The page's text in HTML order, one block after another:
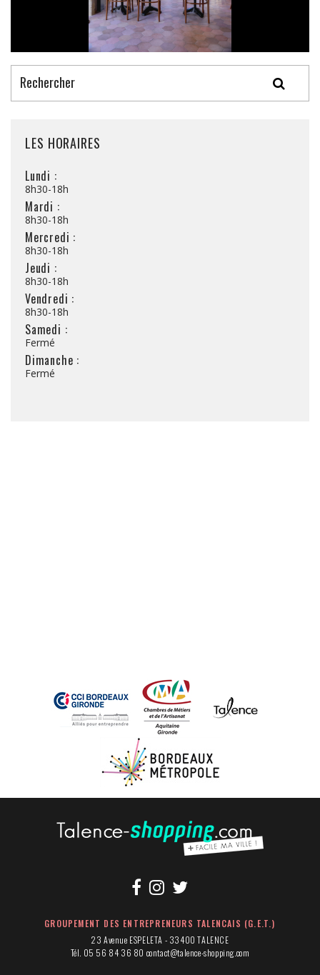
LES HORAIRES
Lundi :
8h30-18h
Mardi :
8h30-18h
Mercredi :
8h30-18h
Jeudi :
8h30-18h
Vendredi :
8h30-18h
Samedi :
Fermé
Dimanche :
Fermé
GROUPEMENT DES ENTREPRENEURS TALENCAIS (G.E.T.)
23 Avenue ESPELETA - 33400 TALENCE
Tél. 05 56 84 36 80 contact@talence-shopping.com